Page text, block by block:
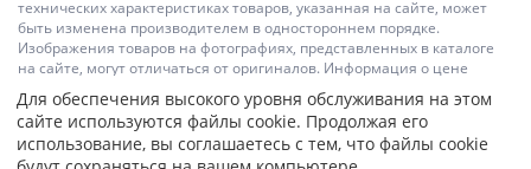
одновременно офертой со стороны "Юникон-сервис". Информация о
технических характеристиках товаров, указанная на сайте, может
быть изменена производителем в одностороннем порядке.
Изображения товаров на фотографиях, представленных в каталоге
на сайте, могут отличаться от оригиналов. Информация о цене
товара, указанная в каталоге на сайте, может отличаться от
фактической к моменту оформления заказа на соответствующий
товар. Подтверждением цены заказанного товара является
Для обеспечения высокого уровня обслуживания на этом
сайте используются файлы cookie. Продолжая его
использование, вы соглашаетесь с тем, что файлы cookie